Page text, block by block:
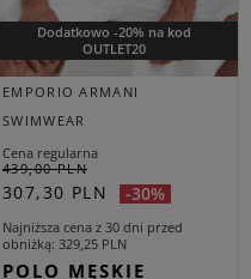
Dodatkowo -20% na kod
OUTLET20
EMPORIO ARMANI
SWIMWEAR
Cena regularna
439,00 PLN
307,30 PLN -30%
Najniższa cena z 30 dni przed
obniżką 329,25 PLN
POLO MĘSKIE